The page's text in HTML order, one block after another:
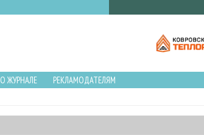
О ЖУРНАЛЕ
РЕКЛАМОДАТЕЛЯМ